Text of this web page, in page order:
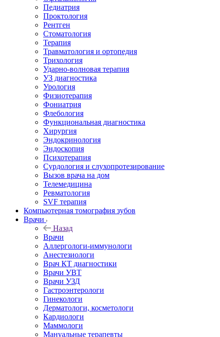
Педиатрия
Проктология
Рентген
Стоматология
Терапия
Травматология и ортопедия
Трихология
Ударно-волновая терапия
УЗ диагностика
Урология
Физиотерапия
Фониатрия
Флебология
Функциональная диагностика
Хирургия
Эндокринология
Эндоскопия
Психотерапия
Сурдология и слухопротезирование
Вызов врача на дом
Телемедицина
Ревматология
SVF терапия
Компьютерная томография зубов
Врачи
Назад
Врачи
Аллергологи-иммунологи
Анестезиологи
Врач КТ диагностики
Врачи УВТ
Врачи УЗД
Гастроэнтерологи
Гинекологи
Дерматологи, косметологи
Кардиологи
Маммологи
Мануальные терапевты